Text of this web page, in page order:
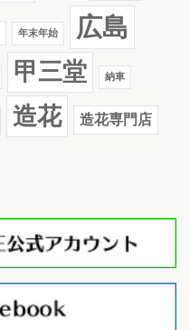
年末年始 広島
甲三堂 納車
造花 造花専門店